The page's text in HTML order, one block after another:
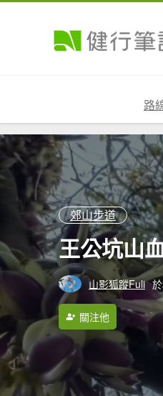
路
郊山步道
王公坑山
山影狐蹤Fuli
關注他